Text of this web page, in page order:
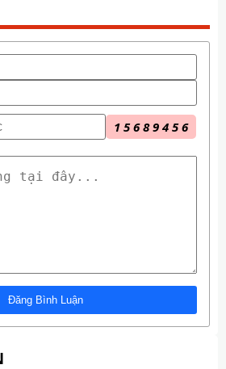
1 5 6 8 9 4 5 6